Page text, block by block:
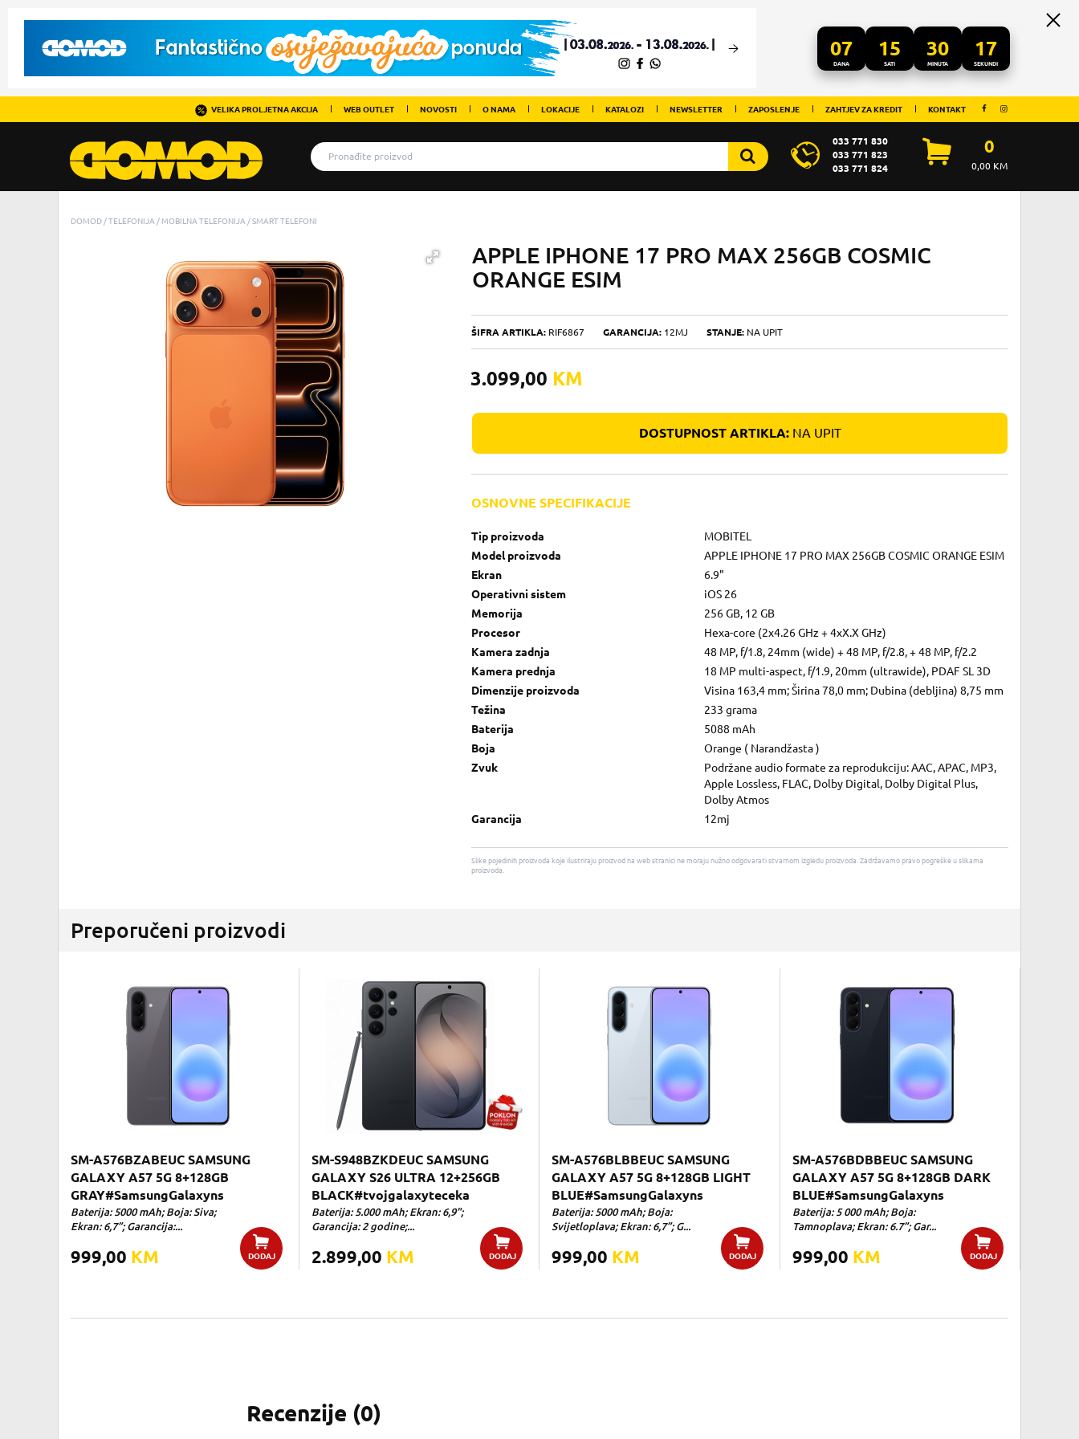
07
DANA
15
SATI
30
MINUTA
17
SEKUNDI
VELIKA PROLJETNA AKCIJA WEB OUTLET NOVOSTI O NAMA LOKACIJE KATALOZI NEWSLETTER ZAPOSLENJE ZAHTJEV ZA KREDIT KONTAKT
033 771 830
033 771 823
033 771 824
0
0,00KM
DOMOD TELEFONIJA MOBILNA TELEFONIJA SMART TELEFONI
APPLE IPHONE 17 PRO MAX 256GB COSMIC
ORANGE ESIM
ŠIFRA ARTIKLA: RIF6867 GARANCIJA: 12MJ STANJE: NA UPIT
3.099,00 KM
DOSTUPNOST ARTIKLA:NA UPIT
OSNOVNE SPECIFIKACIJE
Tip proizvoda
MOBITEL
Model proizvoda
APPLE IPHONE 17 PRO MAX 256GB COSMIC ORANGE ESIM
Ekran
6.9"
Operativni sistem
iOS 26
Memorija
256 GB, 12 GB
Procesor
Hexa-core (2x4.26 GHz + 4xX.X GHz)
Kamera zadnja
48 MP, f/1.8, 24mm (wide) + 48 MP, f/2.8, + 48 MP, f/2.2
Kamera prednja
18 MP multi-aspect, f/1.9, 20mm (ultrawide), PDAF SL 3D
Dimenzije proizvoda
Visina 163,4 mm; Širina 78,0 mm; Dubina (debljina) 8,75 mm
Težina
233 grama
Baterija
5088 mAh
Boja
Orange ( Narandžasta )
Zvuk
Podržane audio formate za reprodukciju: AAC, APAC, MP3,
Apple Lossless, FLAC, Dolby Digital, Dolby Digital Plus,
Dolby Atmos
Garancija
12mj
Slike pojedinih proizvoda koje ilustriraju proizvod na web stranici ne moraju nužno odgovarati stvarnom izgledu proizvoda. Zadržavamo pravo pogreške u slikama
proizvoda.
Preporučeni proizvodi
SM-A576BZABEUC SAMSUNG
GALAXY A57 5G 8+128GB
GRAY#SamsungGalaxyns
Baterija: 5000 mAh; Boja: Siva;
Ekran: 6,7”; Garancija:...
999,00 KM DODAJ
SM-S948BZKDEUC SAMSUNG
GALAXY S26 ULTRA 12+256GB
BLACK#tvojgalaxyteceka
Baterija: 5.000 mAh; Ekran: 6,9";
Garancija: 2 godine;...
2.899,00 KM DODAJ
SM-A576BLBBEUC SAMSUNG
GALAXY A57 5G 8+128GB LIGHT
BLUE#SamsungGalaxyns
Baterija: 5000 mAh; Boja:
Svijetloplava; Ekran: 6,7”; G...
999,00 KM DODAJ
SM-A576BDBBEUC SAMSUNG
GALAXY A57 5G 8+128GB DARK
BLUE#SamsungGalaxyns
Baterija: 5 000 mAh; Boja:
Tamnoplava; Ekran: 6.7”; Gar...
999,00 KM DODAJ
Recenzije (0)